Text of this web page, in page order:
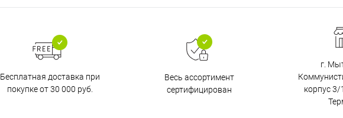
Бесплатная доставка при
покупке от 30 000 руб.
Весь ассортимент
сертифицирован
г.
корпус 3/